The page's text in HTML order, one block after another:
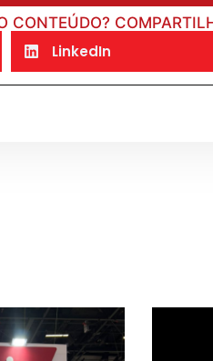
CONTEÚDO?
LinkedIn